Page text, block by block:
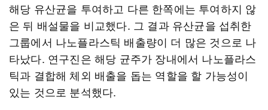
해당 유산균을 투여하고 다른 한쪽에는 투여하지 않
은 뒤 배설물을 비교했다. 그 결과 유산균을 섭취한
그룹에서 나노플라스틱 배출량이 더 많은 것으로 나
타났다. 연구진은 해당 균주가 장내에서 나노플라스
틱과 결합해 체외 배출을 돕는 역할을 할 가능성이
있는 것으로 분석했다.